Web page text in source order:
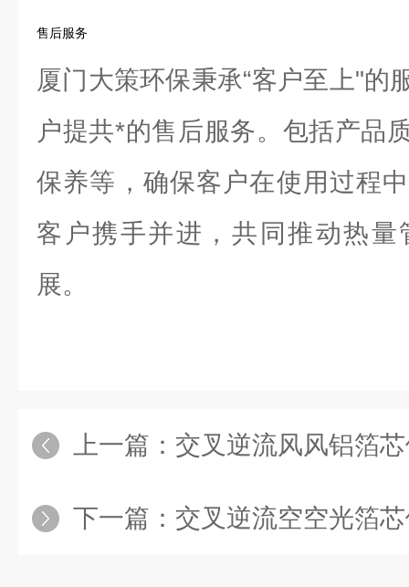
售后服务
厦门大策环保秉承“客户至上"的
户提共*的售后服务。包括产品
保养等，确保客户在使用过程
客户携手并进，共同推动热
展。
上一篇： 交叉逆流风风铝箔
下一篇： 交叉逆流空空光箔